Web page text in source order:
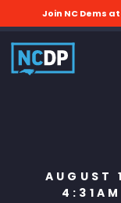
Join NC Dems
AUGUST
4:31AM